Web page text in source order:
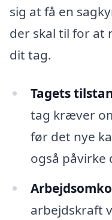
sig at få en
der skal til for at
dit tag.
Tagets
tag kræver
før det nye
også påvirke
arbejdskraft